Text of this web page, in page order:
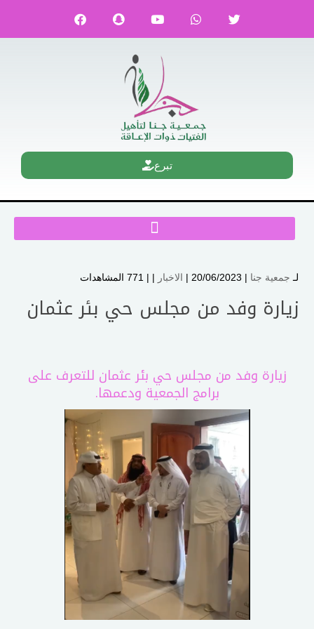
تبرع
لـ جمعية جنا | 20/06/2023 | الاخبار | | 771 المشاهدات
زيارة وفد من مجلس حي بئر عثمان
زيارة وفد من مجلس حي بئر عثمان للتعرف على
برامج الجمعية ودعمها.